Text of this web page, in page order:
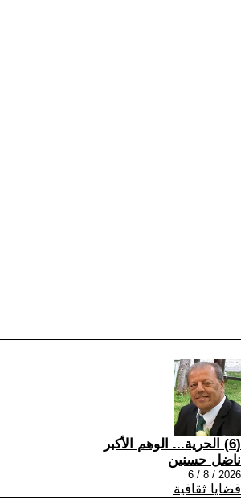
(6) الحرية... الوهم الأكبر
ناضل حسنين
2026 / 8 / 6
قضايا ثقافية